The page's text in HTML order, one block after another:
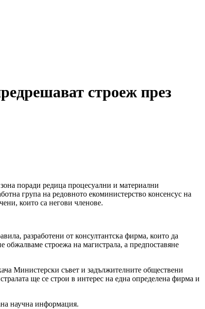
строеж през
поради редица процесуални и материални
група на редовното екоминистерство консенсус на
които са негови членове.
разработени от консултантска фирма, които да
строежа на магистрала, а предпоставяне
Министерски съвет и задължителните обществени
ще се строи в интерес на една определена фирма и
научна информация.